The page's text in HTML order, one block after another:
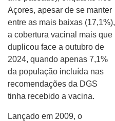
Açores, apesar de se manter
entre as mais baixas (17,1%),
a cobertura vacinal mais que
duplicou face a outubro de
2024, quando apenas 7,1%
da população incluída nas
recomendações da DGS
tinha recebido a vacina.
Lançado em 2009, o